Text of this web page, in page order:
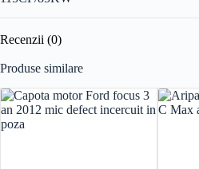
Recenzii (0)
Produse similare